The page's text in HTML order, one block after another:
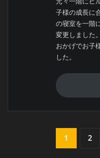
元々一階にビ
子様の成長に
の寝室を一階
変更しました
おかげでお子
した。
1 2